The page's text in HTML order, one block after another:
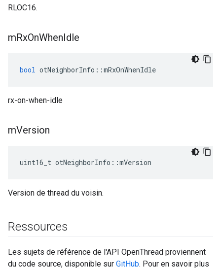
RLOC16.
mRxOnWhenIdle
bool otNeighborInfo ::mRxOnWhenIdle
rx-on-when-idle
mVersion
uint16_t otNeighborInfo ::mVersion
Version de thread du voisin.
Ressources
Les sujets de référence de l'API OpenThread proviennent
du code source, disponible sur GitHub. Pour en savoir plus